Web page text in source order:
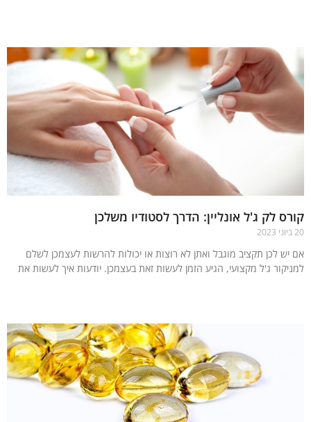
לק ג'ל אונליין: הדרך לסטודיו משלכן
לכן תקציב מוגבל ואתן לא רוצות או יכולות להרשות לעצמכן לשלם
ג'ל מקצועי, הגיע הזמן לעשות זאת בעצמכן. יודעות איך לעשות את